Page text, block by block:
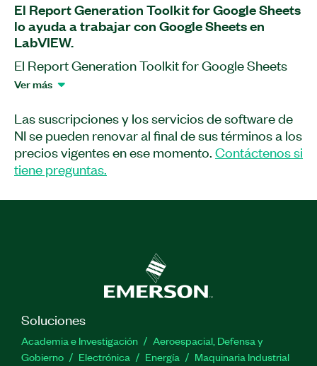
El Report Generation Toolkit for Google Sheets
lo ayuda a trabajar con Google Sheets en
LabVIEW.
El Report Generation Toolkit for Google Sheets
es un add-on de software para LabVIEW. Puede
Google Sheets a partir de datos de LabVIEW.
También puede leer reportes en Google Sheets
en LabVIEW. Además, el Report Generation
Toolkit for Google Sheets soporta la generación
de gráficas en Google Sheets para el rango de
datos.
Ver más
Las suscripciones y los servicios de software de
NI se pueden renovar al final de sus términos a los
precios vigentes en ese momento. Contáctenos si
tiene preguntas.
Soluciones
Academia e Investigación
Aeroespacial, Defensa y
Gobierno
Electrónica Energía
Maquinaria Industrial